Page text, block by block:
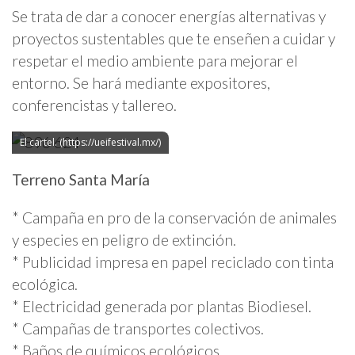
Se trata de dar a conocer energías alternativas y
proyectos sustentables que te enseñen a cuidar y
respetar el medio ambiente para mejorar el
entorno. Se hará mediante expositores,
conferencistas y tallereo.
El cartel. (https://ueifestival.mx/)
Terreno Santa María
* Campaña en pro de la conservación de animales
y especies en peligro de extinción.
* Publicidad impresa en papel reciclado con tinta
ecológica.
* Electricidad generada por plantas Biodiesel.
* Campañas de transportes colectivos.
* Baños de químicos ecológicos.